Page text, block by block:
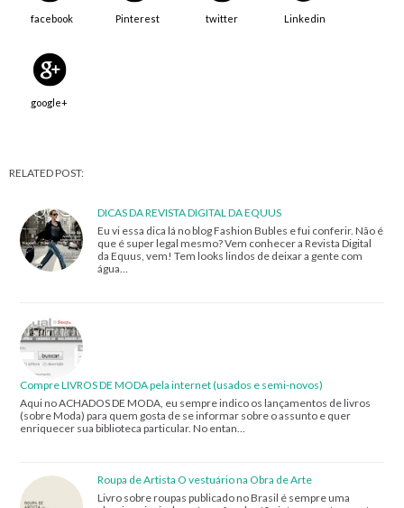
facebook Pinterest twitter Linkedin
google+
RELATED POST:
DICAS DA REVISTA DIGITAL DA EQUUS
Eu vi essa dica lá no blog Fashion Bubles e fui conferir. Não é
que é super legal mesmo? Vem conhecer a Revista Digital
da Equus, vem! Tem looks lindos de deixar a gente com
água…
Compre LIVROS DE MODA pela internet (usados e semi-novos)
Aqui no ACHADOS DE MODA, eu sempre indico os lançamentos de livros
(sobre Moda) para quem gosta de se informar sobre o assunto e quer
enriquecer sua biblioteca particular. No entan…
Roupa de Artista O vestuário na Obra de Arte
Livro sobre roupas publicado no Brasil é sempre uma